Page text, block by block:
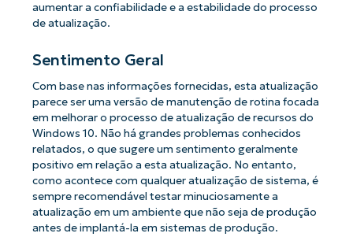
aumentar a confiabilidade e a estabilidade do processo
de atualização.
Sentimento Geral
Com base nas informações fornecidas, esta atualização
parece ser uma versão de manutenção de rotina focada
em melhorar o processo de atualização de recursos do
Windows 10. Não há grandes problemas conhecidos
relatados, o que sugere um sentimento geralmente
positivo em relação a esta atualização. No entanto,
como acontece com qualquer atualização de sistema, é
sempre recomendável testar minuciosamente a
atualização em um ambiente que não seja de produção
antes de implantá-la em sistemas de produção.